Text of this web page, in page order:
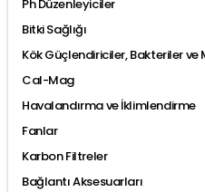
Ph Düzenleyiciler
Bitki Sağlığı
Kök Güçlendiriciler, Bakteriler
Cal-Mag
Havalandırma ve İklimlendirme
Fanlar
Karbon Filtreler
Bağlantı Aksesuarları